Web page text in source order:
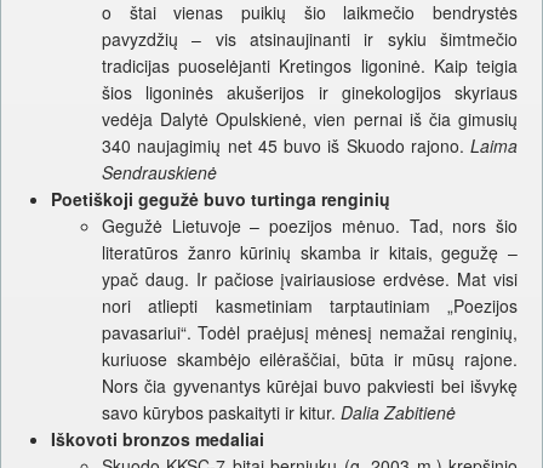
o štai vienas puikių šio laikmečio bendrystės
pavyzdžių – vis atsinaujinanti ir sykiu šimtmečio
tradicijas puoselėjanti Kretingos ligoninė. Kaip teigia
šios ligoninės akušerijos ir ginekologijos skyriaus
vedėja Dalytė Opulskienė, vien pernai iš čia gimusių
340 naujagimių net 45 buvo iš Skuodo rajono. Laima
Sendrauskienė
Poetiškoji gegužė buvo turtinga renginių
Gegužė Lietuvoje – poezijos mėnuo. Tad, nors šio
literatūros žanro kūrinių skamba ir kitais, gegužę –
ypač daug. Ir pačiose įvairiausiose erdvėse. Mat visi
nori atliepti kasmetiniam tarptautiniam „Poezijos
pavasariui“. Todėl praėjusį mėnesį nemažai renginių,
kuriuose skambėjo eilėraščiai, būta ir mūsų rajone.
Nors čia gyvenantys kūrėjai buvo pakviesti bei išvykę
savo kūrybos paskaityti ir kitur. Dalia Zabitienė
Iškovoti bronzos medaliai